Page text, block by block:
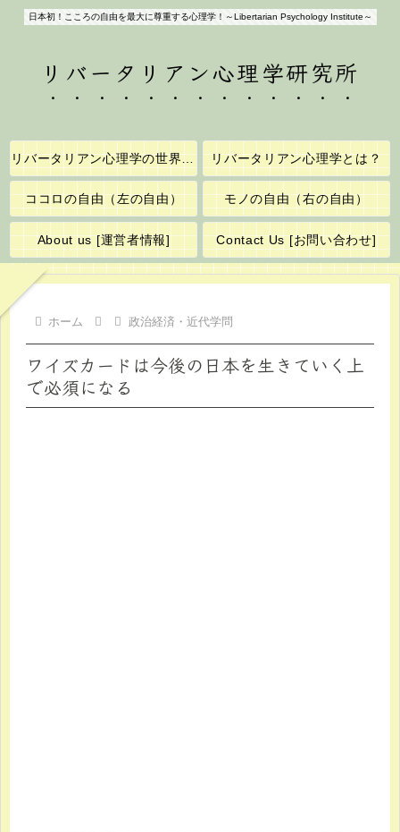
日本初！こころの自由を最大に尊重する心理学！～Libertarian Psychology Institute～
リバータリアン心理学研究所
リバータリアン心理学の世界へようこそ！ リバータリアン心理学とは？
ココロの自由（左の自由） モノの自由（右の自由）
About us [運営者情報] Contact Us [お問い合わせ]
ホーム 政治経済・近代学問
ワイズカードは今後の日本を生きていく上
で必須になる